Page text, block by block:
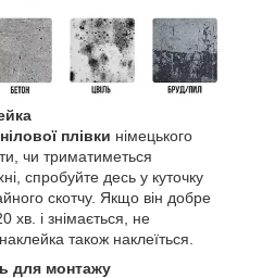
плівки німецького
чи триматиметься
спробуйте десь у куточку
скотчу. Якщо він добре
хв. і знімається, не
також наклеїться.
для монтажу